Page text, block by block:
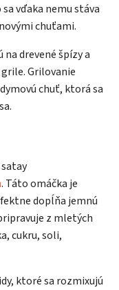
vďaka nemu stáva
chuťami.
drevené špízy a
Grilovanie
chuť, ktorá sa
. Táto omáčka je
dopĺňa jemnú
z mletých
cukru, soli,
ktoré sa rozmixujú